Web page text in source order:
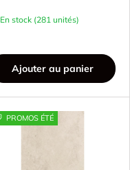
En stock (281 unités)
Ajouter au panier
PROMOS ÉTÉ